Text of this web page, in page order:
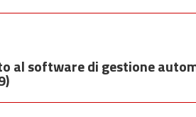
al software di gestione